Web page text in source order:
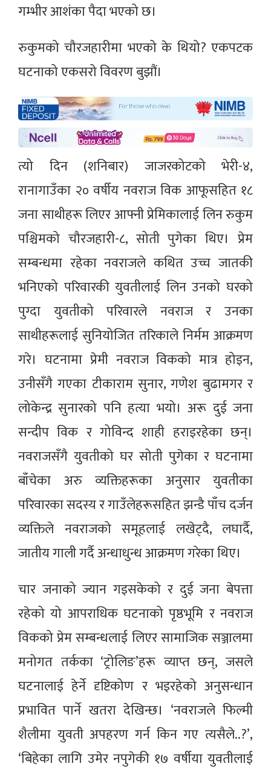
गम्भीर आशंका पैदा भएको छ।
रुकुमको चौरजहारीमा भएको के थियो? एकपटक
घटनाको एकसरो विवरण बुझौं।
त्यो दिन (शनिबार) जाजरकोटको भेरी-४,
रानागाउँका २० वर्षीय नवराज विक आफूसहित १८
जना साथीहरू लिएर आफ्नी प्रेमिकालाई लिन रुकुम
पश्चिमको चौरजहारी-८, सोती पुगेका थिए। प्रेम
सम्बन्धमा रहेका नवराजले कथित उच्च जातकी
भनिएको परिवारकी युवतीलाई लिन उनको घरको
पुग्दा युवतीको परिवारले नवराज र उनका
साथीहरूलाई सुनियोजित तरिकाले निर्मम आक्रमण
गरे। घटनामा प्रेमी नवराज विकको मात्र होइन,
उनीसँगै गएका टीकाराम सुनार, गणेश बुढामगर र
लोकेन्द्र सुनारको पनि हत्या भयो। अरू दुई जना
सन्दीप विक र गोविन्द शाही हराइरहेका छन्।
नवराजसँगै युवतीको घर सोती पुगेका र घटनामा
बाँचेका अरु व्यक्तिहरूका अनुसार युवतीका
परिवारका सदस्य र गाउँलेहरूसहित झन्डै पाँच दर्जन
व्यक्तिले नवराजको समूहलाई लखेट्दै, लघार्दै,
जातीय गाली गर्दै अन्धाधुन्ध आक्रमण गरेका थिए।
चार जनाको ज्यान गइसकेको र दुई जना बेपत्ता
रहेको यो आपराधिक घटनाको पृष्ठभूमि र नवराज
विकको प्रेम सम्बन्धलाई लिएर सामाजिक सञ्जालमा
मनोगत तर्कका ‘ट्रोलिङ’हरू व्याप्त छन्, जसले
घटनालाई हेर्ने दृष्टिकोण र भइरहेको अनुसन्धान
प्रभावित पार्ने खतरा देखिन्छ। ‘नवराजले फिल्मी
शैलीमा युवती अपहरण गर्न किन गए त्यसैले..?’,
‘बिहेका लागि उमेर नपुगेकी १७ वर्षीया युवतीलाई